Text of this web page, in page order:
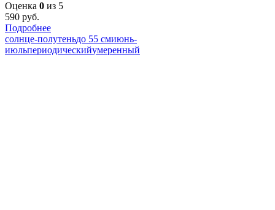
Оценка 0 из 5
590 руб.
Подробнее
солнце-полутеньдо 55 смиюнь-
июльпериодическийумеренный